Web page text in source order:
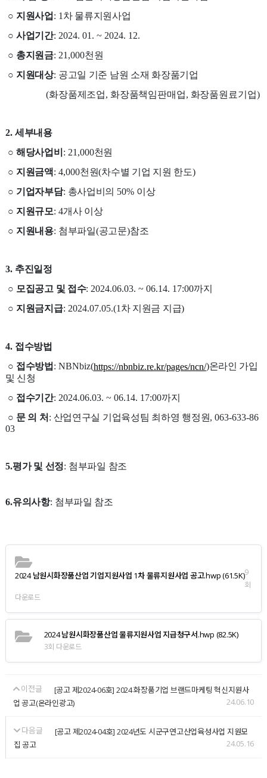
○ 지원사업 : 1 차 물류지원사업
○ 사업기간: 2024. 01. ~ 2024. 12.
○ 총지원금: 21,000천원
○ 지원대상: 공고일 기준 남원 소재 화장품기업
(화장품제조업, 화장품책임판매업, 화장품원료기업)
2. 세부내용
○ 해당사업비 : 21,000천원
○ 지원금액: 4,000천원(차수별 기업 지원 한도)
○ 기업자부담: 총사업비의 50% 이상
○ 지원규모: 4개사 이상
○ 지원내용: 첨부파일(공고문)참조
3. 추진일정
○ 모집공고 및 접수: 2024.06.03. ~ 06.14. 17:00까지
○ 지원금지급: 2024.07.05.(1 차 지원금 지급)
4. 접수방법
○ 접수방법 : NBNbiz(https://nbnbiz.re.kr/pages/ncn/)온라인 가입
및 신청
○ 접수기간: 2024.06.03. ~ 06.14. 17:00까지
○ 문 의 처 : 산업연구실 기업육성팀 최하영 행정원, 063-633-86
03
5.평가 및 선정: 첨부파일 참조
6.유의사항: 첨부파일 참조
2024 남원시화장품산업 기업지원사업 1차 물류지원사업 공고.hwp(61.5K)9
회
다운로드
2024 남원시화장품산업 물류지원사업 지급청구서.hwp (82.5K)
3회 다운로드
이전글
[공고 제2024-06호] 2024 화장품기업 브랜드마케팅 혁신지원사
업 공고(온라인광고)
24.06.10
다음글
[공고 제2024-04호] 2024년도 시군구연고산업육성사업 지원모
집 공고
24.05.16